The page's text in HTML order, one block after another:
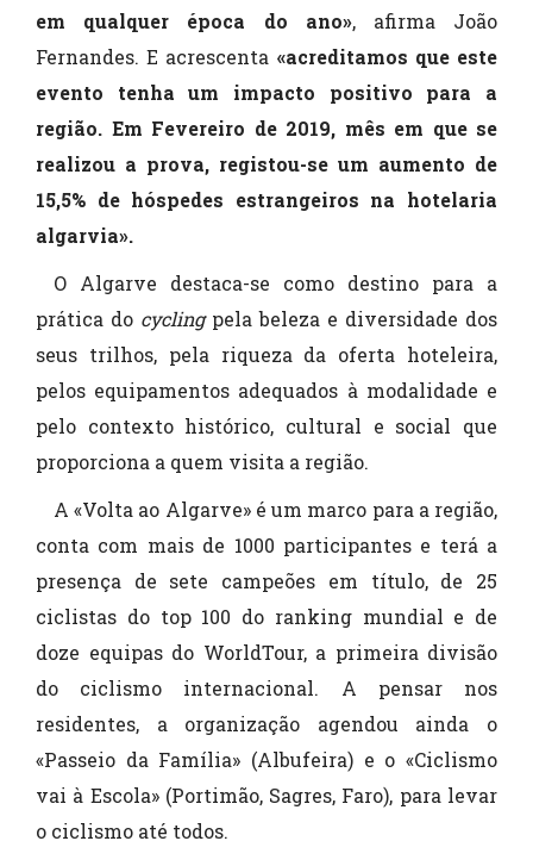
em qualquer época do ano», afirma João
Fernandes. E acrescenta «acreditamos que este
evento tenha um impacto positivo para a
região. Em Fevereiro de 2019, mês em que se
realizou a prova, registou-se um aumento de
15,5% de hóspedes estrangeiros na hotelaria
algarvia».
O Algarve destaca-se como destino para a
prática do cyclingpela beleza e diversidade dos
seus trilhos, pela riqueza da oferta hoteleira,
pelos equipamentos adequados à modalidade e
pelo contexto histórico, cultural e social que
proporciona a quem visita a região.
A «Volta ao Algarve» é um marco para a região,
conta com mais de 1000 participantes e terá a
presença de sete campeões em título, de 25
ciclistas do top 100 do ranking mundial e de
doze equipas do WorldTour, a primeira divisão
do ciclismo internacional. A pensar nos
residentes, a organização agendou ainda o
«Passeio da Família» (Albufeira) e o «Ciclismo
vai à Escola» (Portimão, Sagres, Faro), para levar
o ciclismo até todos.